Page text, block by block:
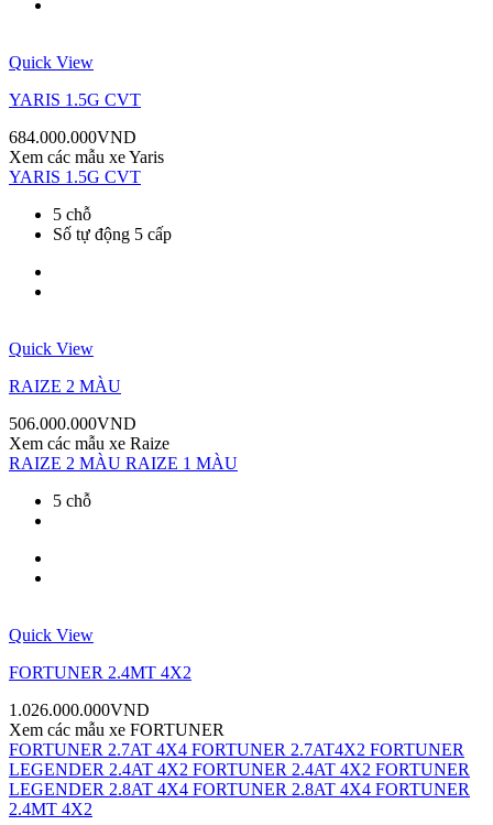
Quick View
YARIS 1.5G CVT
684.000.000VND
Xem các mẫu xeYaris
YARIS 1.5G CVT
5 chỗ
Số tự động 5 cấp
Quick View
RAIZE 2 MÀU
506.000.000VND
Xem các mẫu xe Raize
RAIZE 2 MÀU RAIZE 1 MÀU
5 chỗ
Quick View
FORTUNER 2.4MT 4X2
1.026.000.000VND
Xem các mẫu xe FORTUNER
FORTUNER 2.7AT 4X4 FORTUNER 2.7AT4X2 FORTUNER
LEGENDER 2.4AT 4X2 FORTUNER 2.4AT 4X2 FORTUNER
LEGENDER 2.8AT 4X4 FORTUNER 2.8AT 4X4 FORTUNER
2.4MT 4X2